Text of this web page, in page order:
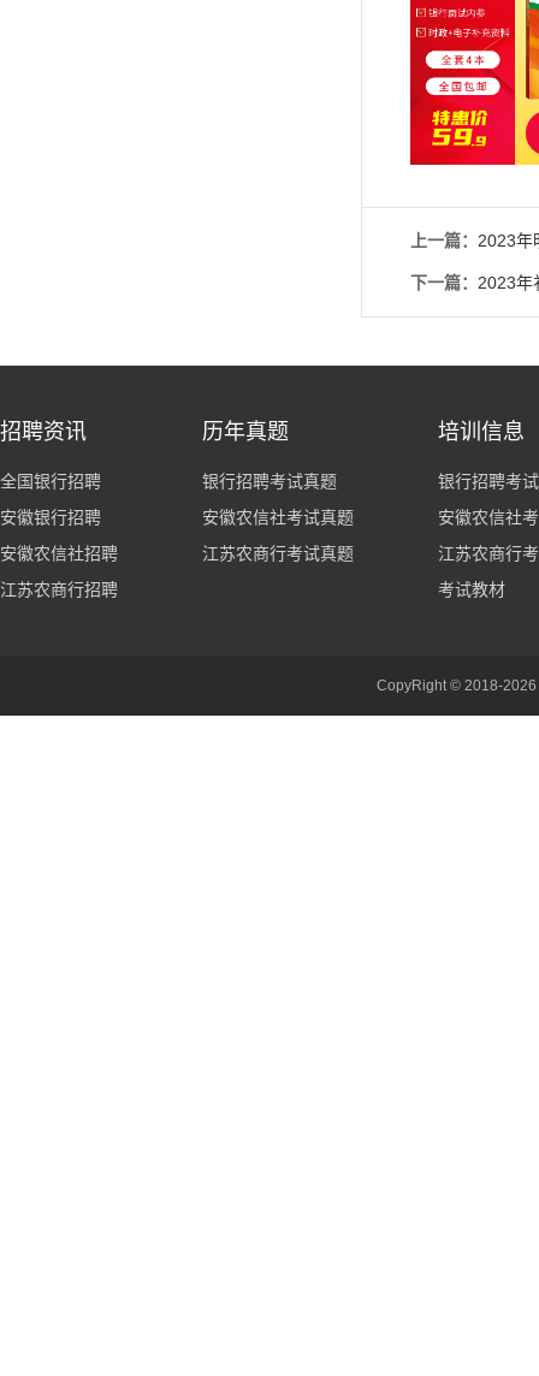
上一篇： 2023年
下一篇： 2023年
招聘资讯
全国银行招聘
安徽银行招聘
安徽农信社招聘
江苏农商行招聘
历年真题
银行招聘考试真题
安徽农信社考试真题
江苏农商行考试真题
培训信息
银行招聘考
安徽农信社
江苏农商行
考试教材
CopyRight © 2018-